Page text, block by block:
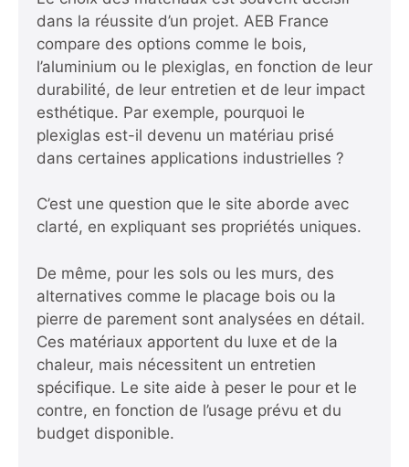
dans la réussite d’un projet. AEB France
compare des options comme le bois,
l’aluminium ou le plexiglas, en fonction de leur
durabilité, de leur entretien et de leur impact
esthétique. Par exemple, pourquoi le
plexiglas est-il devenu un matériau prisé
dans certaines applications industrielles ?
C’est une question que le site aborde avec
clarté, en expliquant ses propriétés uniques.
De même, pour les sols ou les murs, des
alternatives comme le placage bois ou la
pierre de parement sont analysées en détail.
Ces matériaux apportent du luxe et de la
chaleur, mais nécessitent un entretien
spécifique. Le site aide à peser le pour et le
contre, en fonction de l’usage prévu et du
budget disponible.